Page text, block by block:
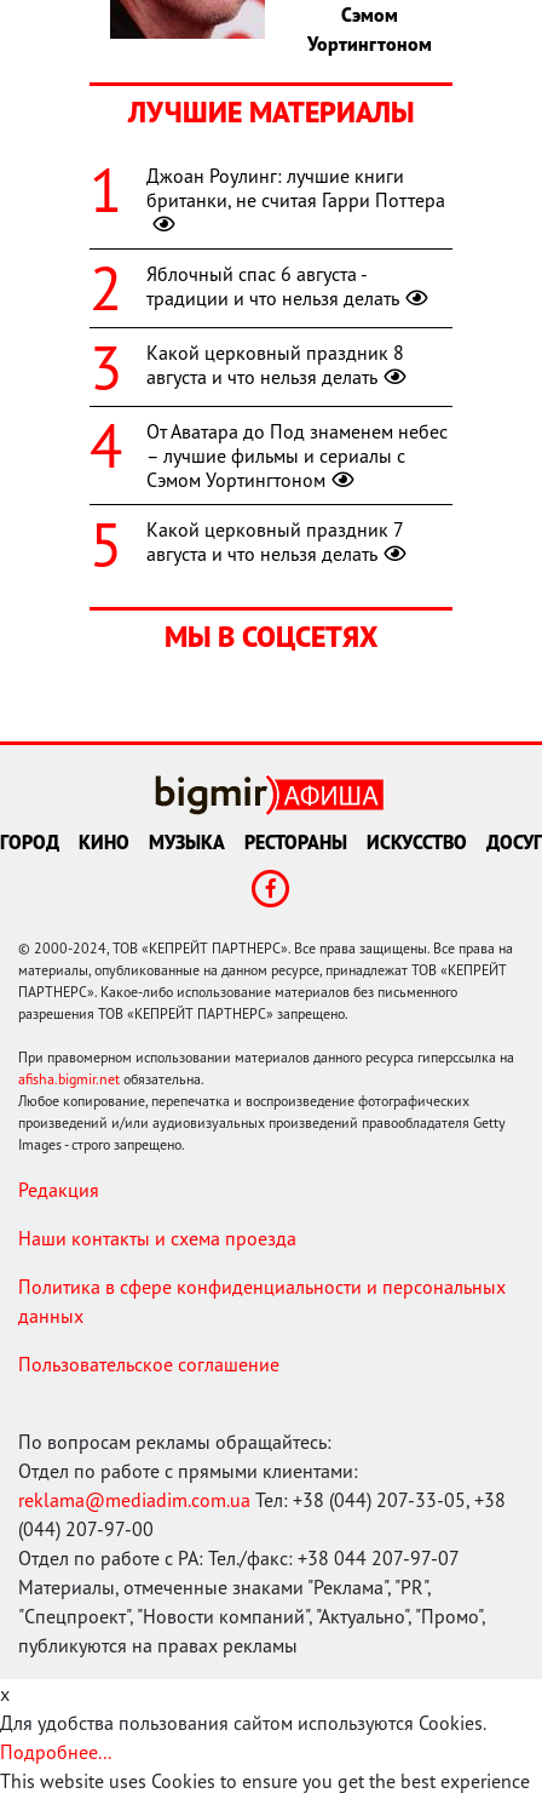
Сэмом
Уортингтоном
ЛУЧШИЕ МАТЕРИАЛЫ
Джоан Роулинг: лучшие книги
британки, не считая Гарри Поттера
Яблочный спас 6 августа -
традиции и что нельзя делать
Какой церковный праздник 8
августа и что нельзя делать
От Аватара до Под знаменем небес
– лучшие фильмы и сериалы с
Сэмом Уортингтоном
Какой церковный праздник 7
августа и что нельзя делать
МЫ В СОЦСЕТЯХ
ГОРОД КИНО МУЗЫКА РЕСТОРАНЫ ИСКУССТВО ДОСУГ
© 2000-2024, ТОВ «КЕПРЕЙТ ПАРТНЕРС». Все права защищены. Все права на
материалы, опубликованные на данном ресурсе, принадлежат ТОВ «КЕПРЕЙТ
ПАРТНЕРС». Какое-либо использование материалов без письменного
разрешения ТОВ «КЕПРЕЙТ ПАРТНЕРС» запрещено.
При правомерном использовании материалов данного ресурса гиперссылка на
afisha.bigmir.net обязательна.
Любое копирование, перепечатка и воспроизведение фотографических
произведений и/или аудиовизуальных произведений правообладателя Getty
Images - строго запрещено.
Редакция
Наши контакты и схема проезда
Политика в сфере конфиденциальности и персональных
данных
Пользовательское соглашение
По вопросам рекламы обращайтесь:
Отдел по работе с прямыми клиентами:
reklama@mediadim.com.ua Тел: +38 (044) 207-33-05, +38
(044) 207-97-00
Отдел по работе с РА: Тел./факс: +38 044 207-97-07
Материалы, отмеченные знаками "Реклама", "PR",
"Спецпроект", "Новости компаний", "Актуально", "Промо",
публикуются на правах рекламы
x
Для удобства пользования сайтом используются Cookies.
Подробнее...
This website uses Cookies to ensure you get the best experience